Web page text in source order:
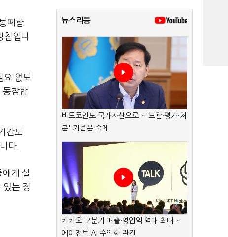
폐합
입니
요 없도
동참합
간도
다.
에게 실
있는 정
뉴스리듬
비트코인도 국가자산으로…'보관·평가·처
분' 기준은 숙제
카카오, 2분기 매출·영업익 역대 최대…
에이전트 AI 수익화 관건